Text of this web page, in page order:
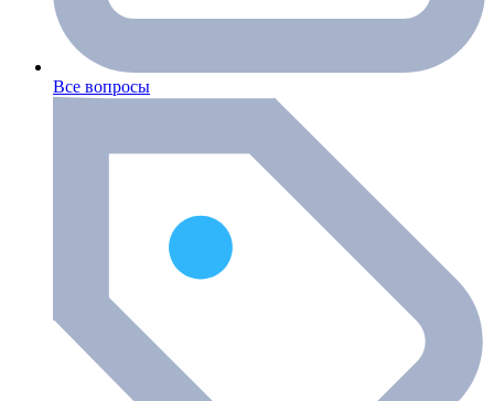
Все вопросы